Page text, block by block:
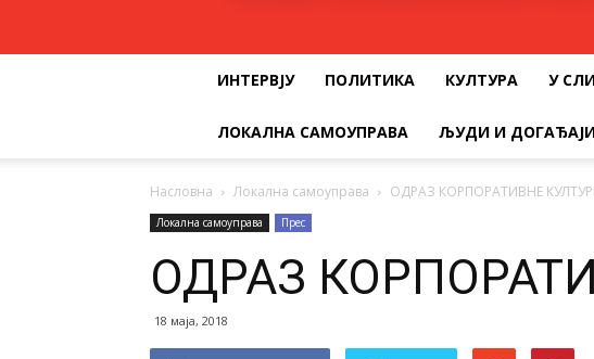
ИНТЕРВЈУ ПОЛИТИКА КУЛТУРА У
ЛОКАЛНА САМОУПРАВА ЉУДИ И
Насловна Локална самоуправа ОДРАЗ КОРПОРАТИВНЕ
Локална самоуправа Прес
ОДРАЗ
18 маја, 2018